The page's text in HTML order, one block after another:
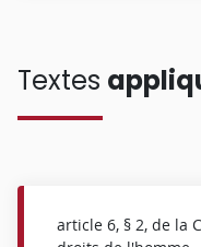
Textes
article 6, § 2, de la